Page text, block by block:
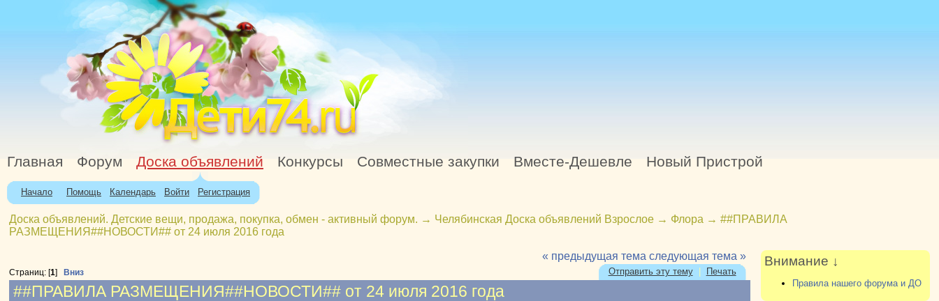
Главная Форум Доска объявлений Конкурсы Совместные закупки Вместе-Дешевле Новый Пристрой
Начало Помощь Календарь Войти Регистрация
Доска объявлений. Детские вещи, продажа, покупка, обмен - активный форум. → Челябинская Доска объявлений Взрослое → Флора → ##ПРАВИЛА
РАЗМЕЩЕНИЯ##НОВОСТИ## от 24 июля 2016 года
Страниц: [1] Вниз
« предыдущая тема следующая тема »
Отправить эту тему| Печать
##ПРАВИЛА РАЗМЕЩЕНИЯ##НОВОСТИ## от 24 июля 2016 года
Внимание ↓
Правила нашего форума и ДО